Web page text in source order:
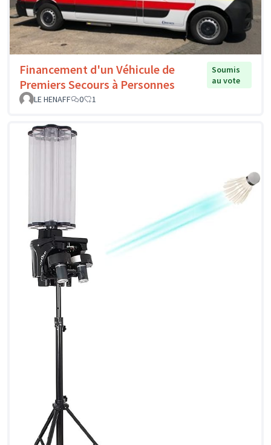
Financement d'un Véhicule de
Premiers Secours à Personnes
Soumis
au vote
LE HENAFF
0 1